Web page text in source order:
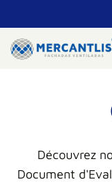
Découvrez
Document